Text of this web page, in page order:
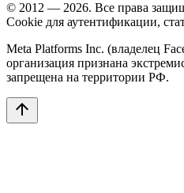
© 2012 — 2026. Все права
Cookie для аутентификации,
Meta Platforms Inc. (владелец
организация признана
запрещена на территории РФ.
arrow_upward